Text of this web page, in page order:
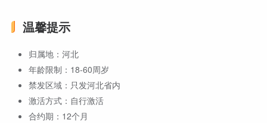
温馨提示
归属地：河北
年龄限制：18-60周岁
禁发区域：只发河北省内
激活方式：自行激活
合约期：12个月